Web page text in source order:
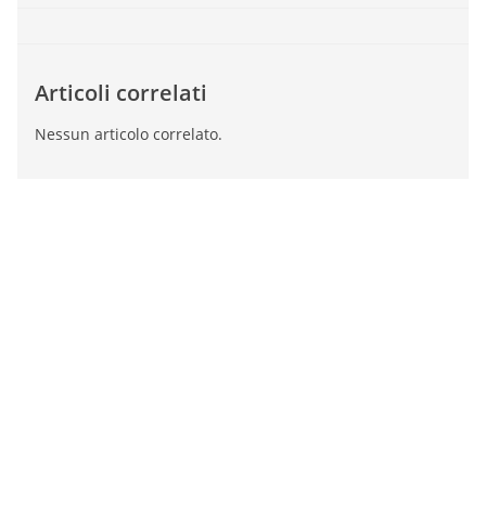
Articoli correlati
Nessun articolo correlato.